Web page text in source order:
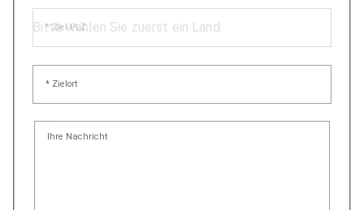
* Ziel PLZ
* Zielort
Ihre Nachricht